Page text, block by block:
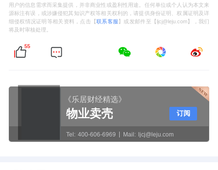
用户的信息需求而采集提供，并非商业性或盈利性用途。任何单位或个人认为本文来
源标注有误，或涉嫌侵犯其知识产权等相关权利的，请提供身份证明、权属证明及详
细侵权情况证明等相关资料，点击【联系客服 】或发邮件至【ljcj@leju.com】，我们
将及时审核处理。
55
《乐居财经精选》
物业卖壳
Tel: 400-606-6969 Mail: ljcj@leju.com
订阅